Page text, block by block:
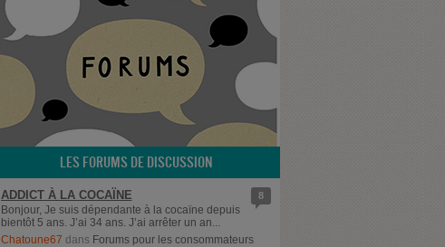
LES FORUMS DE DISCUSSION
8
ADDICT À LA COCAÏNE
Bonjour, Je suis dépendante à la cocaïne depuis
bientôt 5 ans. J’ai 34 ans. J’ai arrêter un an...
Chatoune67 dans Forums pour les consommateurs